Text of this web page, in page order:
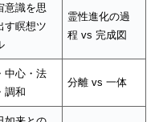
意識を思
す瞑想ツ
霊性進化の過
程 vs 完成図
中心・法
調和
分離 vs 一体